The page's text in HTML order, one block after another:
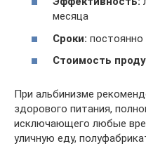
месяца
Сроки: постоянно
Стоимость
При альбинизме
здорового питания,
исключающего любые
уличную еду,